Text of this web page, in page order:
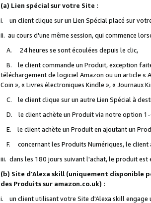
(a) Lien spécial sur votre Site :
i. un client clique sur un Lien Spécial placé sur
ii. au cours d'une même session, qui commence
A. 24 heures se sont écoulées depuis le clic,
B. le client commande un Produit, exception
téléchargement de logiciel Amazon ou un article «
Coin », « Livres électroniques Kindle », « Journaux
C. le client clique sur un autre Lien Spécial à
D. le client achète un Produit via notre option 1-
E. le client achète un Produit en ajoutant un
F. concernant les Produits Numériques, le client
iii. dans les 180 jours suivant l'achat, le produit
(b) Site d'Alexa skill (uniquement disponible
des Produits sur amazon.co.uk) :
i. un client utilisant votre Site d'Alexa skill engage